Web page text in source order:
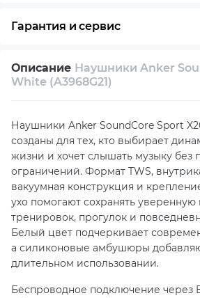
Гарантия и сервис
Собственный сервисный центр
Описание Наушники Anker
White (A3968G21)
Наушники Anker SoundCore Sport
созданы для тех, кто выбирает
жизни и хочет слышать музыку без
ограничений. Формат TWS,
вакуумная конструкция и
ухо помогают сохранять
тренировок, прогулок и
Белый цвет подчеркивает
а силиконовые амбушюры
длительном использовании.
Беспроводное подключение через